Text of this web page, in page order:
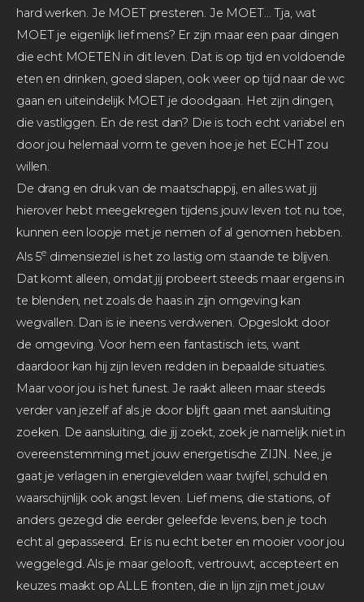
hard werken. Je MOET presteren. Je MOET… Tja, wat
MOET je eigenlijk lief mens? Er zijn maar een paar dingen
die echt MOETEN in dit leven. Dat is op tijd en voldoende
eten en drinken, goed slapen, ook weer op tijd naar de wc
gaan en uiteindelijk MOET je doodgaan. Het zijn dingen,
die vastliggen. En de rest dan? Die is toch echt variabel en
door jou helemaal vorm te geven hoe je het ECHT zou
willen.
De drang en druk van de maatschappij, en alles wat jij
hierover hebt meegekregen tijdens jouw leven tot nu toe,
kunnen een loopje met je nemen of al genomen hebben.
Als 5e dimensieziel is het zo lastig om staande te blijven.
Dat komt alleen, omdat jij probeert steeds maar ergens in
te blenden, net zoals de haas in zijn omgeving kan
wegvallen. Dan is ie ineens verdwenen. Opgeslokt door
de omgeving. Voor hem een fantastisch iets, want
daardoor kan hij zijn leven redden in bepaalde situaties.
Maar voor jou is het funest. Je raakt alleen maar steeds
verder van jezelf af als je door blijft gaan met aansluiting
zoeken. De aansluiting, die jij zoekt, zoek je namelijk niet in
overeenstemming met jouw energetische ZIJN. Nee, je
gaat je verlagen in energievelden waar twijfel, schuld en
waarschijnlijk ook angst leven. Lief mens, die stations, of
anders gezegd die eerder geleefde levens, ben je toch
echt al gepasseerd. Er is nu echt beter en mooier voor jou
weggelegd. Als je maar gelooft, vertrouwt, accepteert en
keuzes maakt op ALLE fronten, die in lijn zijn met jouw